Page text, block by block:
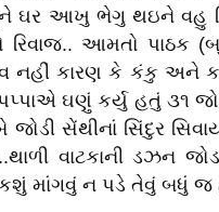
ઘર આખુ ભેગુ થઇને વહુ
રિવાજ.. આમતો પાઠક
નહીં કારણ કે કંકુ અને
ઘણું કર્યુ હતું ૩૧
સેંથીનાં સિંદુર
વાટકાની ડઝન
કશું માંગવું ન પડે તેવું બધું જ